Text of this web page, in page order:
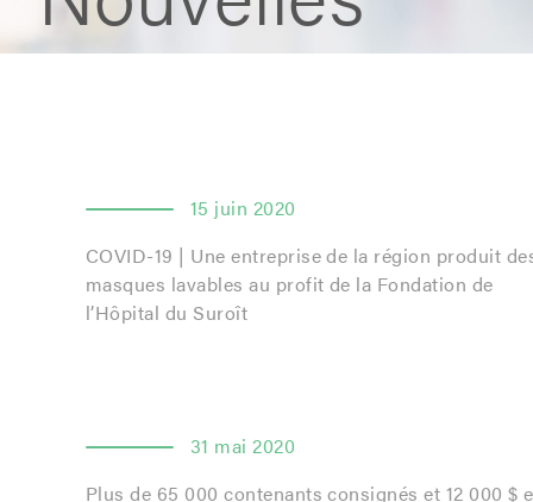
15 juin 2020
COVID-19 | Une entreprise de la région produit
masques lavables au profit de la Fondation de
l’Hôpital du Suroît
31 mai 2020
Plus de 65 000 contenants consignés et 12 000 $